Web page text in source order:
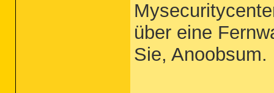
über eine
Sie, Anoobsum.